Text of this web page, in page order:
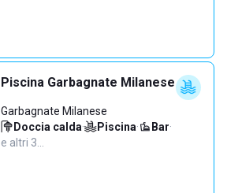
Piscina Garbagnate Milanese
Garbagnate Milanese
Doccia calda· Piscina· Bar·
e altri 3…